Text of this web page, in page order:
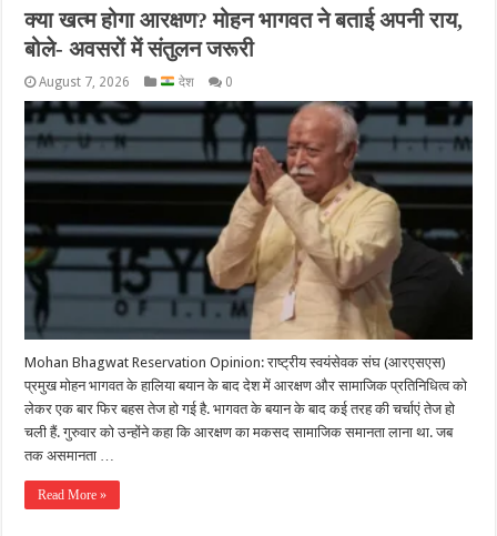
क्या खत्म होगा आरक्षण? मोहन भागवत ने बताई अपनी राय,
बोले- अवसरों में संतुलन जरूरी
August 7, 2026 देश 0
Mohan Bhagwat Reservation Opinion: राष्ट्रीय स्वयंसेवक संघ (आरएसएस)
प्रमुख मोहन भागवत के हालिया बयान के बाद देश में आरक्षण और सामाजिक प्रतिनिधित्व को
लेकर एक बार फिर बहस तेज हो गई है. भागवत के बयान के बाद कई तरह की चर्चाएं तेज हो
चली हैं. गुरुवार को उन्‍होंने कहा कि आरक्षण का मकसद सामाजिक समानता लाना था. जब
तक असमानता …
Read More »